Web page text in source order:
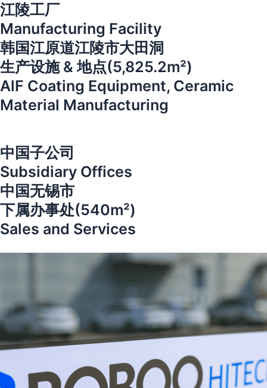
江陵工厂
Manufacturing Facility
韩国江原道江陵市大田洞
生产设施 & 地点(5,825.2m²)
AlF Coating Equipment, Ceramic
Material Manufacturing
中国子公司
Subsidiary Offices
中国无锡市
下属办事处(540m²)
Sales and Services